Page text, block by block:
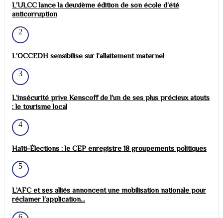
L’ULCC lance la deuxième édition de son école d’été
anticorruption
2
L’OCCEDH sensibilise sur l’allaitement maternel
3
L’insécurité prive Kenscoff de l’un de ses plus précieux atouts
: le tourisme local
4
Haïti-Élections : le CEP enregistre 18 groupements politiques
5
L’AFC et ses alliés annoncent une mobilisation nationale pour
réclamer l’application...